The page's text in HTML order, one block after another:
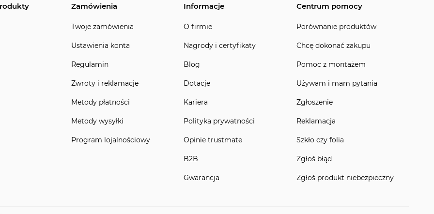
Zamówienia
Twoje zamówienia
Ustawienia konta
Regulamin
Zwroty i reklamacje
Metody płatności
Metody wysyłki
Program lojalnościowy
Informacje
O firmie
Nagrody i certyfikaty
Blog
Dotacje
Kariera
Polityka prywatności
Opinie trustmate
B2B
Gwarancja
Centrum pomocy
Porównanie produktów
Chcę dokonać zakupu
Pomoc z montażem
Używam i mam pytania
Zgłoszenie
Reklamacja
Szkło czy folia
Zgłoś błąd
Zgłoś produkt niebezpieczny